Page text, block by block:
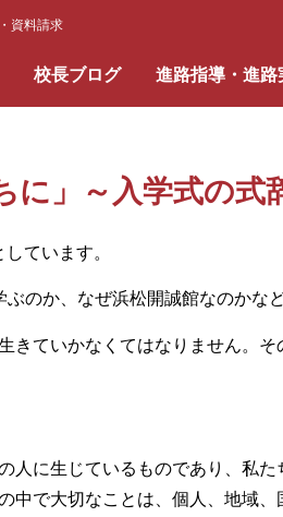
資料請求
校長ブログ 進路指導・進路
に」～入学式の式
ています。
のか、なぜ浜松開誠館なのかな
ていかなくてはなりません。
に生じているものであり、私
で大切なことは、個人、地域